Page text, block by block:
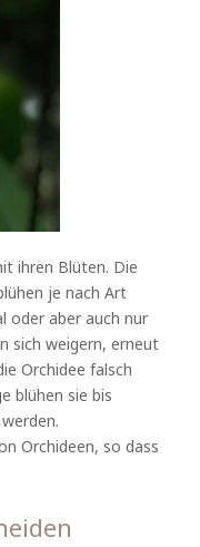
ihren Blüten. Die
je nach Art
oder aber auch nur
sich weigern, erneut
Orchidee falsch
blühen sie bis
Orchideen, so dass